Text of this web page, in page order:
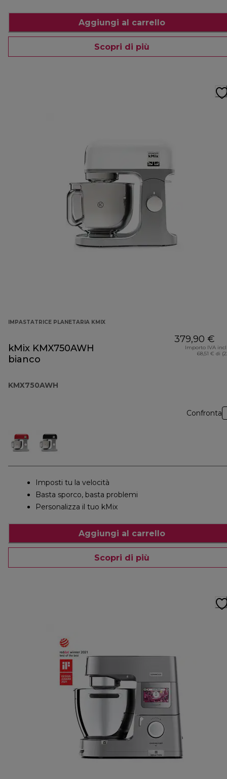
Aggiungi al carrello
Scopri di più
IMPASTATRICE PLANETARIA KMIX
kMix KMX750AWH
bianco
KMX750AWH
379,90 €
Importo IVA
68,51 € di
Confronta
Imposti tu la velocità
Basta sporco, basta problemi
Personalizza il tuo kMix
Aggiungi al carrello
Scopri di più